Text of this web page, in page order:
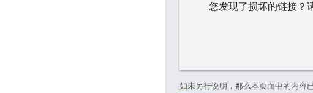
您发现了损坏的链接？
如未另行说明，那么本页面中的内容